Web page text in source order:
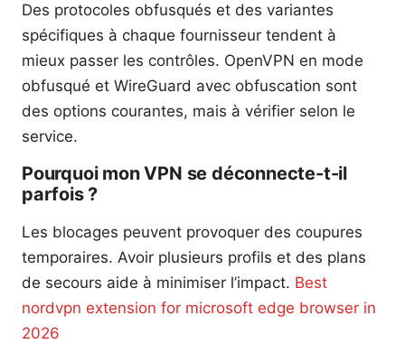
Des protocoles obfusqués et des variantes
spécifiques à chaque fournisseur tendent à
mieux passer les contrôles. OpenVPN en mode
obfusqué et WireGuard avec obfuscation sont
des options courantes, mais à vérifier selon le
service.
Pourquoi mon VPN se déconnecte-t-il
parfois ?
Les blocages peuvent provoquer des coupures
temporaires. Avoir plusieurs profils et des plans
de secours aide à minimiser l’impact. Best
nordvpn extension for microsoft edge browser in
2026